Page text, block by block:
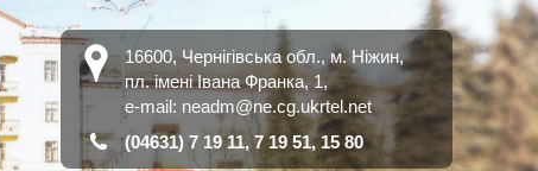
16600, Чернігівська обл., м. Ніжин,
пл. імені Івана Франка, 1,
е-mail: neadm@ne.cg.ukrtel.net
(04631) 7 19 11, 7 19 51, 15 80